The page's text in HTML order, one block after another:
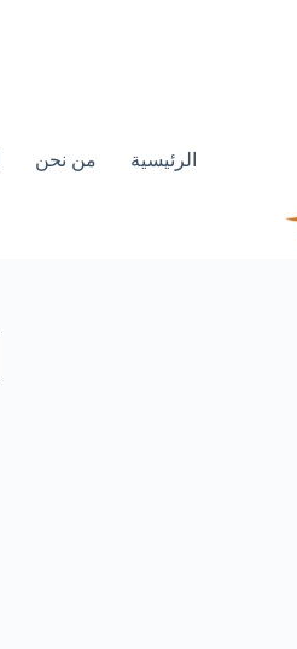
الرئيسية من نحن